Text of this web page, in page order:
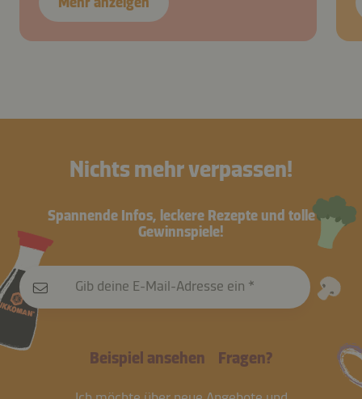
Nichts mehr verpassen!
Spannende Infos, leckere Rezepte und tolle
Gewinnspiele!
Gib deine E-Mail-Adresse ein
Beispiel ansehen Fragen?